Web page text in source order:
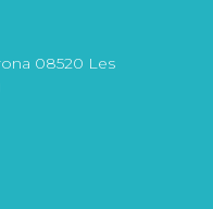
08520 Les